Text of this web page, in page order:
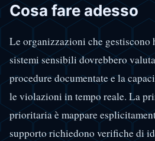
Cosa fare adesso
Le organizzazioni che gestiscono
sistemi sensibili dovrebbero
procedure documentate e la
le violazioni in tempo reale. La
prioritaria è mappare
supporto richiedono verifiche di